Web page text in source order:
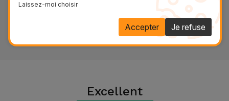
Accessoires
Excellent
Laissez-moi choisir
Je refuse
Accepter